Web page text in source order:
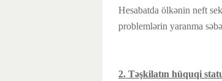
Hesabatda ölkənin neft
problemlərin yaranma
2. Təşkilatın hüquqi